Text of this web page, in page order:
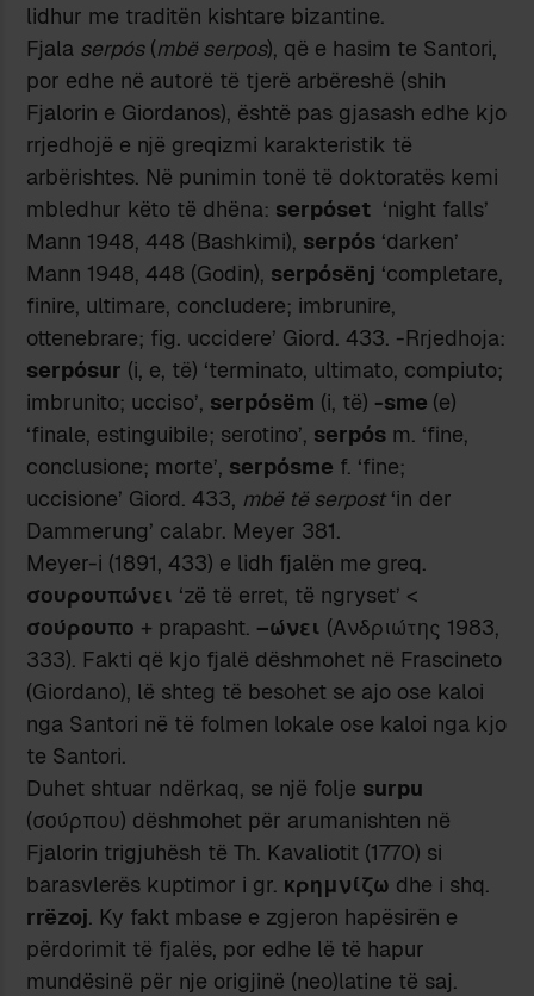
lidhur me traditën kishtare bizantine.
Fjala serpós(mbë serpos), që e hasim te Santori,
por edhe në autorë të tjerë arbëreshë (shih
Fjalorin e Giordanos), është pas gjasash edhe kjo
rrjedhojë e një greqizmi karakteristik të
arbërishtes. Në punimin tonë të doktoratës kemi
mbledhur këto të dhëna: serpóset ‘night falls’
Mann 1948, 448 (Bashkimi), serpós ‘darken’
Mann 1948, 448 (Godin), serpósënj ‘completare,
finire, ultimare, concludere; imbrunire,
ottenebrare; fig. uccidere’ Giord. 433. -Rrjedhoja:
serpósur (i, e, të) ‘terminato, ultimato, compiuto;
imbrunito; ucciso’, serpósëm (i, të) -sme (e)
‘finale, estinguibile; serotino’, serpós m. ‘fine,
conclusione; morte’, serpósme f. ‘fine;
uccisione’ Giord. 433, mbë të serpost‘in der
Dammerung’ calabr. Meyer 381.
Meyer-i (1891, 433) e lidh fjalën me greq.
σουρουπώνει ‘zë të erret, të ngryset’ <
σούρουπο + prapasht. –ώνει (Ανδριώτης 1983,
333). Fakti që kjo fjalë dëshmohet në Frascineto
(Giordano), lë shteg të besohet se ajo ose kaloi
nga Santori në të folmen lokale ose kaloi nga kjo
te Santori.
Duhet shtuar ndërkaq, se një folje surpu
(σούρπου) dëshmohet për arumanishten në
Fjalorin trigjuhësh të Th. Kavaliotit (1770) si
barasvlerës kuptimor i gr. κρημνίζω dhe i shq.
rrëzoj. Ky fakt mbase e zgjeron hapësirën e
përdorimit të fjalës, por edhe lë të hapur
mundësinë për nje origjinë (neo)latine të saj.